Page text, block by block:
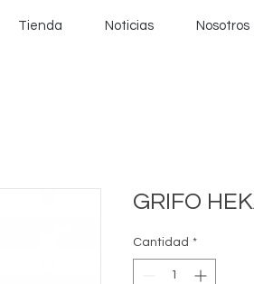
Tienda Noticias Nosotros
GRIFO
Cantidad *